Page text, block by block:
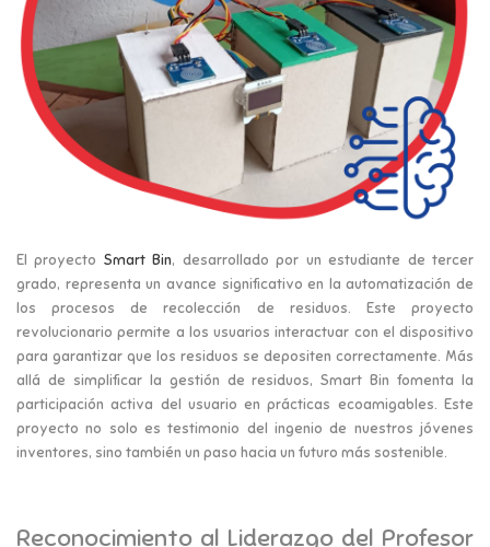
El proyecto Smart Bin, desarrollado por un estudiante de tercer
grado, representa un avance significativo en la automatización de
los procesos de recolección de residuos. Este proyecto
revolucionario permite a los usuarios interactuar con el dispositivo
para garantizar que los residuos se depositen correctamente. Más
allá de simplificar la gestión de residuos, Smart Bin fomenta la
participación activa del usuario en prácticas ecoamigables. Este
proyecto no solo es testimonio del ingenio de nuestros jóvenes
inventores, sino también un paso hacia un futuro más sostenible.
Reconocimiento al Liderazgo del Profesor